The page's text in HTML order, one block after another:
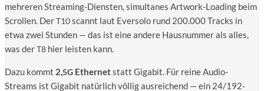
meh­re­ren Strea­ming-Diens­ten, simul­ta­nes Art­work-Loa­ding beim
Scrol­len. DerT10scannt laut Ever­so­lo rund 200.000 Tracks in
etwa zwei Stun­den — das ist eine ande­re Haus­num­mer als alles,
was derT8 hier leis­ten kann.
Dazu kommt 2,5G Ether­netstatt Giga­bit. Für rei­ne Audio-
Streams ist Giga­bit natür­lich völ­lig aus­rei­chend — ein 24/192-